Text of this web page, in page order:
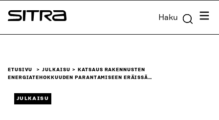
Siirry
suoraan
Sitra Haku
ETUSIVU JULKAISU
KATSAUS RAKENNUSTEN
ENERGIATEHOKKUUDEN PARANTAMISEEN ERÄISSÄ…
JULKAISU